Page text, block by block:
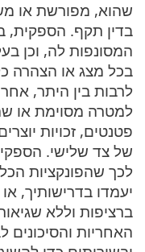
שהוא, מפורשת או
בדין תקף. הספקית,
המסונפות לה, וכן
בכל מצג או הצהרה
לרבות בין היתר,
למטרה מסוימת או
פטנטים, זכויות
של צד שלישי.
לכך שהפונקציות
יעמדו בדרישותיך,
ברציפות וללא
האחריות והסיכונים